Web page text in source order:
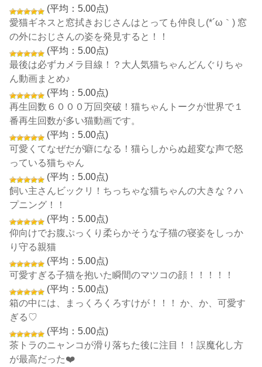
(平均：5.00点)
愛猫ギネスと窓拭きおじさんはとっても仲良し(*´ω｀) 窓
の外におじさんの姿を発見すると！！
(平均：5.00点)
最後は必ずカメラ目線！？大人気猫ちゃんどんぐりちゃ
ん動画まとめ♪
(平均：5.00点)
再生回数６０００万回突破！猫ちゃんトークが世界で１
番再生回数が多い猫動画です。
(平均：5.00点)
可愛くてなぜだが癖になる！猫らしからぬ超変な声で怒
っている猫ちゃん
(平均：5.00点)
飼い主さんビックリ！ちっちゃな猫ちゃんの大きな？ハ
プニング！！
(平均：5.00点)
仰向けでお腹ぷっくり柔らかそうな子猫の寝姿をしっか
り守る親猫
(平均：5.00点)
可愛すぎる子猫を抱いた瞬間のマツコの顔！！！！！
(平均：5.00点)
箱の中には、まっくろくろすけが！！！ か、か、可愛す
ぎる♡
(平均：5.00点)
茶トラのニャンコが滑り落ちた後に注目！！誤魔化し方
が最高だった❤️